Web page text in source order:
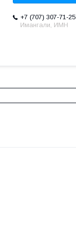
+7 (707) 307-71-25
Имангали, ИМН